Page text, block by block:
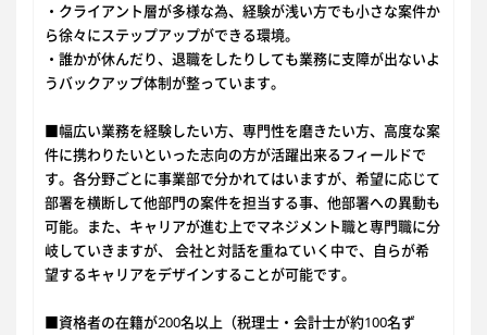
・クライアント層が多様な為、経験が浅い方でも小さな案件か
ら徐々にステップアップができる環境。
・誰かが休んだり、退職をしたりしても業務に支障が出ないよ
うバックアップ体制が整っています。
■幅広い業務を経験したい方、専門性を磨きたい方、高度な案
件に携わりたいといった志向の方が活躍出来るフィールドで
す。各分野ごとに事業部で分かれてはいますが、希望に応じて
部署を横断して他部門の案件を担当する事、他部署への異動も
可能。また、キャリアが進む上でマネジメント職と専門職に分
岐していきますが、 会社と対話を重ねていく中で、自らが希
望するキャリアをデザインすることが可能です。
■資格者の在籍が200名以上（税理士・会計士が約100名ず